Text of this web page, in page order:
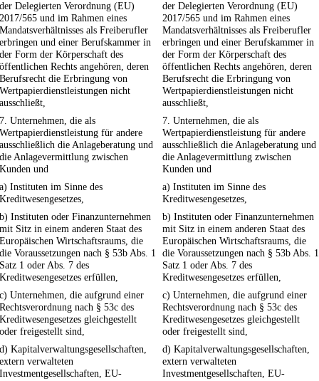
der Delegierten Verordnung (EU)
2017/565 und im Rahmen eines
Mandatsverhältnisses als Freiberufler
erbringen und einer Berufskammer in
der Form der Körperschaft des
öffentlichen Rechts angehören, deren
Berufsrecht die Erbringung von
Wertpapierdienstleistungen nicht
ausschließt,
der Delegierten Verordnung (EU)
2017/565 und im Rahmen eines
Mandatsverhältnisses als Freiberufler
erbringen und einer Berufskammer in
der Form der Körperschaft des
öffentlichen Rechts angehören, deren
Berufsrecht die Erbringung von
Wertpapierdienstleistungen nicht
ausschließt,
7. Unternehmen, die als
Wertpapierdienstleistung für andere
ausschließlich die Anlageberatung und
die Anlagevermittlung zwischen
Kunden und
7. Unternehmen, die als
Wertpapierdienstleistung für andere
ausschließlich die Anlageberatung und
die Anlagevermittlung zwischen
Kunden und
a) Instituten im Sinne des
Kreditwesengesetzes,
a) Instituten im Sinne des
Kreditwesengesetzes,
b) Instituten oder Finanzunternehmen
mit Sitz in einem anderen Staat des
Europäischen Wirtschaftsraums, die
die Voraussetzungen nach § 53b Abs. 1
Satz 1 oder Abs. 7 des
Kreditwesengesetzes erfüllen,
b) Instituten oder Finanzunternehmen
mit Sitz in einem anderen Staat des
Europäischen Wirtschaftsraums, die
die Voraussetzungen nach § 53b Abs. 1
Satz 1 oder Abs. 7 des
Kreditwesengesetzes erfüllen,
c) Unternehmen, die aufgrund einer
Rechtsverordnung nach § 53c des
Kreditwesengesetzes gleichgestellt
oder freigestellt sind,
c) Unternehmen, die aufgrund einer
Rechtsverordnung nach § 53c des
Kreditwesengesetzes gleichgestellt
oder freigestellt sind,
d) Kapitalverwaltungsgesellschaften,
extern verwalteten
Investmentgesellschaften, EU-
d) Kapitalverwaltungsgesellschaften,
extern verwalteten
Investmentgesellschaften, EU-